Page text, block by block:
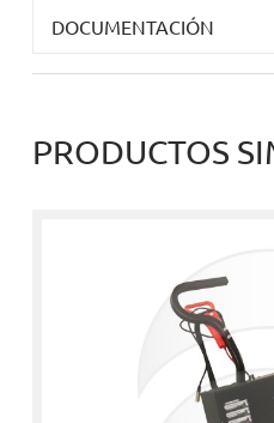
DOCUMENTACIÓN
PRODUCTOS